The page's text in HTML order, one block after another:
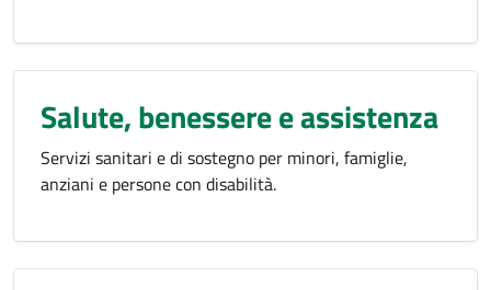
Salute, benessere e assistenza
Servizi sanitari e di sostegno per minori, famiglie,
anziani e persone con disabilità.